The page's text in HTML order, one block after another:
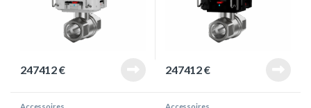
247412€ 247412€
Accessoires Accessoires